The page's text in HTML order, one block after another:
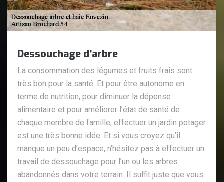
Dessouchage d’arbre
La consommation des légumes et fruits frais sont
très bon pour la santé. Et pour être autonome en
terme de nutrition, pour diminuer la dépense
alimentaire et pour améliorer l’état de santé de
chaque membre de famille, effectuer un jardin potager
est une très bonne idée. Et si vous croyez qu’il
manque un peu d’espace, n’hésitez pas à effectuer un
travail de dessouchage pour l’un ou les arbres
abandonnés dans votre terrain. Il suffit juste que vous